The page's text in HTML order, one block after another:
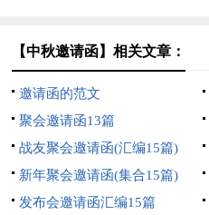
【中秋邀请函】相关文章：
邀请函的范文
聚会邀请函13篇
战友聚会邀请函(汇编15篇)
新年聚会邀请函(集合15篇)
发布会邀请函汇编15篇